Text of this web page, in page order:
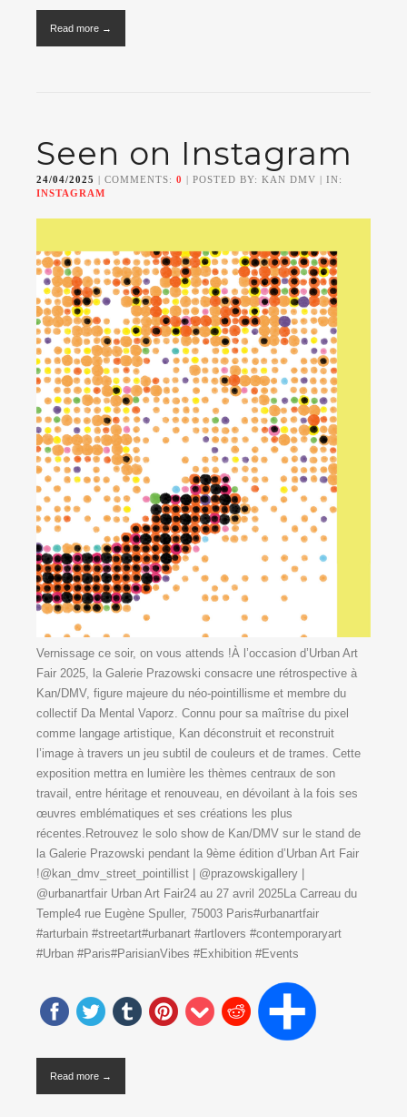
Read more →
Seen on Instagram
24/04/2025 | COMMENTS: 0
| POSTED BY: KAN DMV | IN:
INSTAGRAM
Vernissage ce soir, on vous attends !À l’occasion d’Urban Art
Fair 2025, la Galerie Prazowski consacre une rétrospective à
Kan/DMV, figure majeure du néo-pointillisme et membre du
collectif Da Mental Vaporz. Connu pour sa maîtrise du pixel
comme langage artistique, Kan déconstruit et reconstruit
l’image à travers un jeu subtil de couleurs et de trames. Cette
exposition mettra en lumière les thèmes centraux de son
travail, entre héritage et renouveau, en dévoilant à la fois ses
œuvres emblématiques et ses créations les plus
récentes.Retrouvez le solo show de Kan/DMV sur le stand de
la Galerie Prazowski pendant la 9ème édition d’Urban Art Fair
!@kan_dmv_street_pointillist | @prazowskigallery |
@urbanartfair Urban Art Fair24 au 27 avril 2025La Carreau du
Temple4 rue Eugène Spuller, 75003 Paris#urbanartfair
#arturbain #streetart#urbanart #artlovers #contemporaryart
#Urban #Paris#ParisianVibes #Exhibition #Events
Read more →